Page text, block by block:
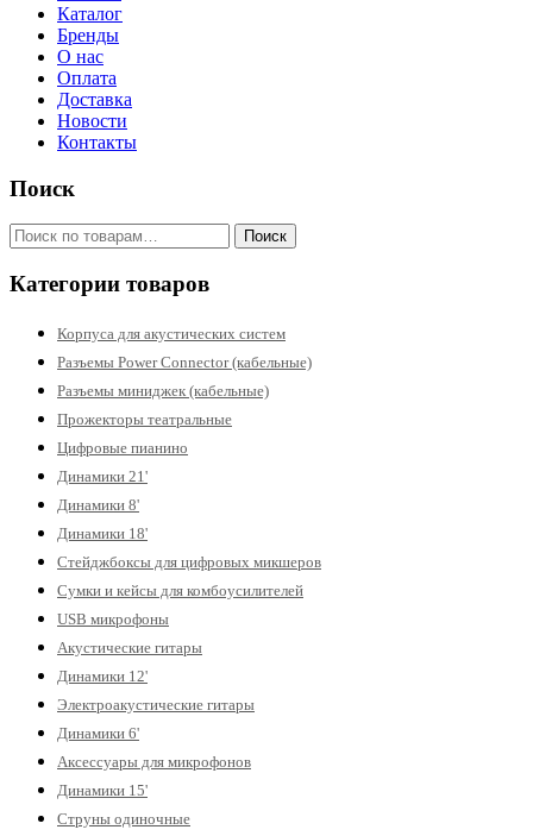
Каталог
Бренды
О нас
Оплата
Доставка
Новости
Контакты
Поиск
Искать: Поиск
Категории товаров
Корпуса для акустических систем
Разъемы Power Connector (кабельные)
Разъемы миниджек (кабельные)
Прожекторы театральные
Цифровые пианино
Динамики 21'
Динамики 8'
Динамики 18'
Стейджбоксы для цифровых микшеров
Сумки и кейсы для комбоусилителей
USB микрофоны
Акустические гитары
Динамики 12'
Электроакустические гитары
Динамики 6'
Аксессуары для микрофонов
Динамики 15'
Струны одиночные